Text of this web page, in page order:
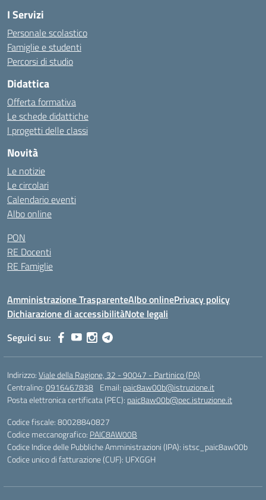
I Servizi
Personale scolastico
Famiglie e studenti
Percorsi di studio
Didattica
Offerta formativa
Le schede didattiche
I progetti delle classi
Novità
Le notizie
Le circolari
Calendario eventi
Albo online
PON
RE Docenti
RE Famiglie
Amministrazione TrasparenteAlbo onlinePrivacy policy
Dichiarazione di accessibilitàNote legali
Seguici su:
Indirizzo:Viale della Ragione, 32 - 90047 - Partinico (PA)
Centralino:0916467838 Email: paic8aw00b@istruzione.it
Posta elettronica certificata (PEC): paic8aw00b@pec.istruzione.it
Codice fiscale: 80028840827
Codice meccanografico: PAIC8AW00B
Codice Indice delle Pubbliche Amministrazioni (IPA): istsc_paic8aw00b
Codice unico di fatturazione (CUF): UFXGGH